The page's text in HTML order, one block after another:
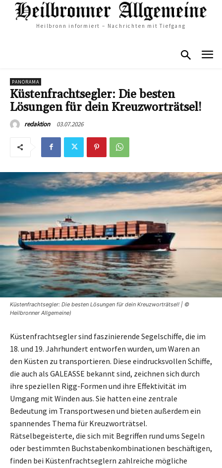
Heilbronn informiert – Nachrichten mit Tiefgang
PANORAMA
Küstenfrachtsegler: Die besten
Lösungen für dein Kreuzworträtsel!
redaktion 03.07.2026
Küstenfrachtsegler: Die besten Lösungen für dein Kreuzworträtsel! | ©
Heilbronner Allgemeine)
Küstenfrachtsegler sind faszinierende Segelschiffe, die im
18. und 19. Jahrhundert entworfen wurden, um Waren an
den Küsten zu transportieren. Diese eindrucksvollen Schiffe,
die auch als GALEASSE bekannt sind, zeichnen sich durch
ihre speziellen Rigg-Formen und ihre Effektivität im
Umgang mit Winden aus. Sie hatten eine zentrale
Bedeutung im Transportwesen und bieten außerdem ein
spannendes Thema für Kreuzworträtsel.
Rätselbegeisterte, die sich mit Begriffen rund ums Segeln
oder bestimmten Buchstabenkombinationen beschäftigen,
finden bei Küstenfrachtseglern zahlreiche mögliche